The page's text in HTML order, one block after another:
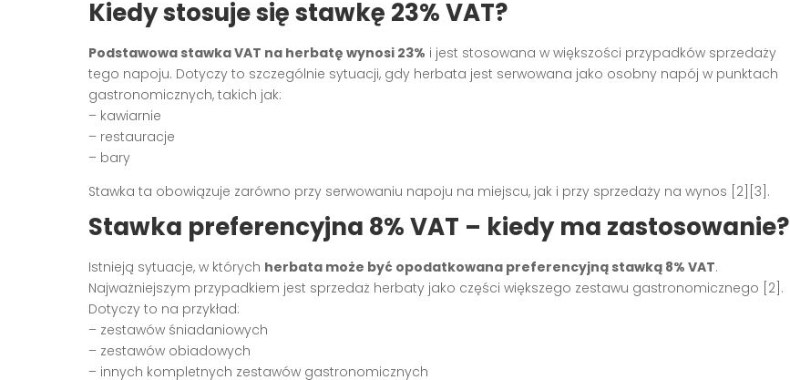
Kiedy stosuje się stawkę 23% VAT?
Podstawowa stawka VAT na herbatę wynosi 23% i jest stosowana w większości przypadków sprzedaży
tego napoju. Dotyczy to szczególnie sytuacji, gdy herbata jest serwowana jako osobny napój w punktach
gastronomicznych, takich jak:
– kawiarnie
– restauracje
– bary
Stawka ta obowiązuje zarówno przy serwowaniu napoju na miejscu, jak i przy sprzedaży na wynos [2][3].
Stawka preferencyjna 8% VAT – kiedy ma zastosowanie?
Istnieją sytuacje, w których herbata może być opodatkowana preferencyjną stawką 8% VAT.
Najważniejszym przypadkiem jest sprzedaż herbaty jako części większego zestawu gastronomicznego [2].
Dotyczy to na przykład:
– zestawów śniadaniowych
– zestawów obiadowych
– innych kompletnych zestawów gastronomicznych